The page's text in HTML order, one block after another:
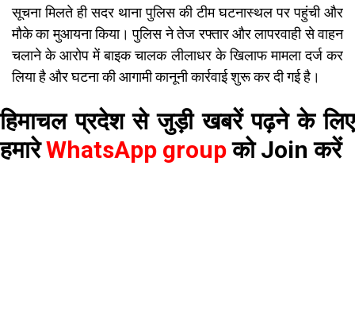
सूचना मिलते ही सदर थाना पुलिस की टीम घटनास्थल पर पहुंची और
मौके का मुआयना किया। पुलिस ने तेज रफ्तार और लापरवाही से वाहन
चलाने के आरोप में बाइक चालक लीलाधर के खिलाफ मामला दर्ज कर
लिया है और घटना की आगामी कानूनी कार्रवाई शुरू कर दी गई है।
हिमाचल प्रदेश से जुड़ी खबरें पढ़ने के लिए
हमारेWhatsApp groupको Join करें